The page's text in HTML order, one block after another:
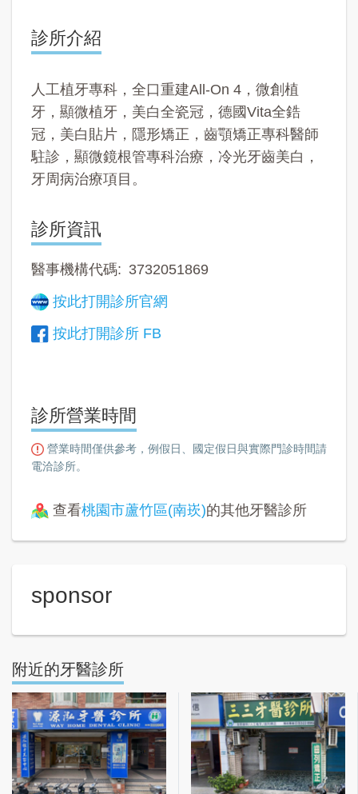
診所介紹
人工植牙專科，全口重建All-On 4，微創植
牙，顯微植牙，美白全瓷冠，德國Vita全鋯
冠，美白貼片，隱形矯正，齒顎矯正專科醫師
駐診，顯微鏡根管專科治療，冷光牙齒美白，
牙周病治療項目。
診所資訊
醫事機構代碼
3732051869
按此打開診所官網
按此打開診所 FB
診所營業時間
營業時間僅供參考，例假日、國定假日與實際門診時間請
電洽診所。
查看桃園市蘆竹區(南崁)的其他牙醫診所
sponsor
附近的牙醫診所